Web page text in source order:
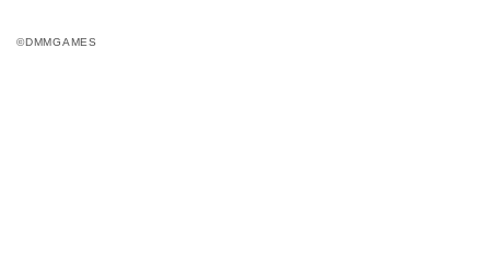
©DMMGAMES